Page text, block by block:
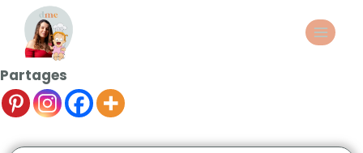
Partages